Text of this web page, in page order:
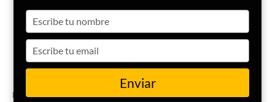
Portada LISA Analysis Unit
your
name
your
email
Enviar